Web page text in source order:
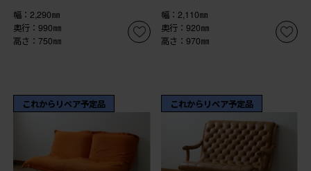
幅：2,290㎜
奥行：990㎜
高さ：750㎜
幅：2,110㎜
奥行：920㎜
高さ：970㎜
これからリペア予定品 これからリペア予定品